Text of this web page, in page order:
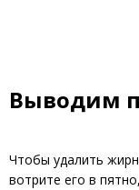
Выводим
Чтобы удалить
вотрите его в